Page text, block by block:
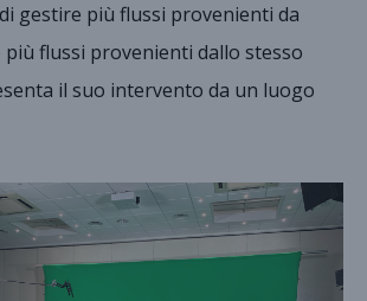
gestire più flussi provenienti da
flussi provenienti dallo stesso
il suo intervento da un luogo